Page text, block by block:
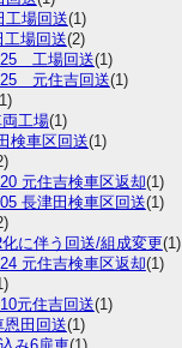
工場回送(1)
工場回送(2)
25 工場回送(1)
25 元住吉回送(1)
工場(1)
検車区回送(1)
元住吉検車区返却(1)
長津田検車区回送(1)
に伴う回送/組成変更(1)
元住吉検車区返却(1)
元住吉回送(1)
恩田回送(1)